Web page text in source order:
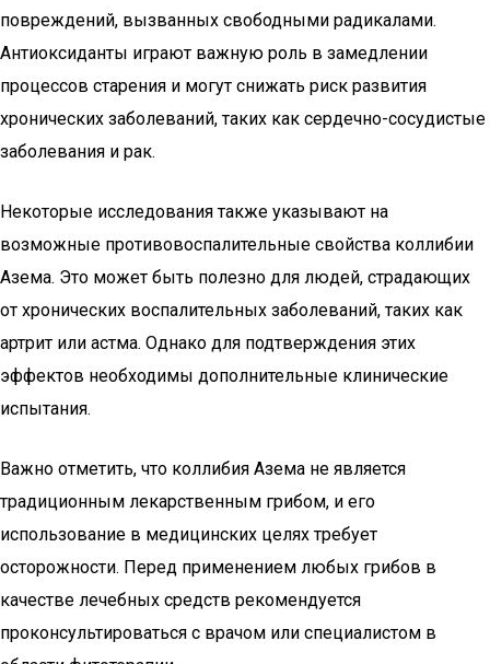
повреждений, вызванных свободными радикалами.
Антиоксиданты играют важную роль в замедлении
процессов старения и могут снижать риск развития
хронических заболеваний, таких как сердечно-сосудистые
заболевания и рак.
Некоторые исследования также указывают на
возможные противовоспалительные свойства коллибии
Азема. Это может быть полезно для людей, страдающих
от хронических воспалительных заболеваний, таких как
артрит или астма. Однако для подтверждения этих
эффектов необходимы дополнительные клинические
испытания.
Важно отметить, что коллибия Азема не является
традиционным лекарственным грибом, и его
использование в медицинских целях требует
осторожности. Перед применением любых грибов в
качестве лечебных средств рекомендуется
проконсультироваться с врачом или специалистом в